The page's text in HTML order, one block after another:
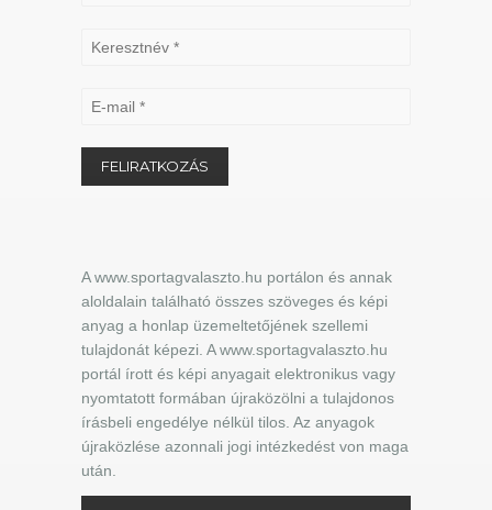
A www.sportagvalaszto.hu portálon és annak
aloldalain található összes szöveges és képi
anyag a honlap üzemeltetőjének szellemi
tulajdonát képezi. A www.sportagvalaszto.hu
portál írott és képi anyagait elektronikus vagy
nyomtatott formában újraközölni a tulajdonos
írásbeli engedélye nélkül tilos. Az anyagok
újraközlése azonnali jogi intézkedést von maga
után.